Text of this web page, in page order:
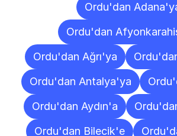
Ordu'dan
Ordu'dan
Ordu'dan Ağrı'ya
Ordu'dan Antalya'ya
Ordu'dan Aydın'a
Ordu'dan Bilecik'e